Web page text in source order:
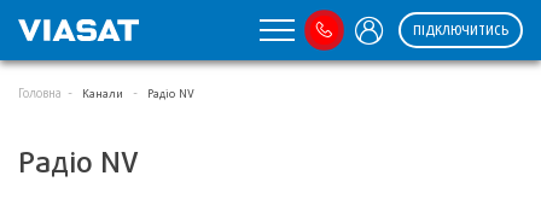
ПІДКЛЮЧИТИСЬ
Головна Канали Радіо NV
Радіо NV